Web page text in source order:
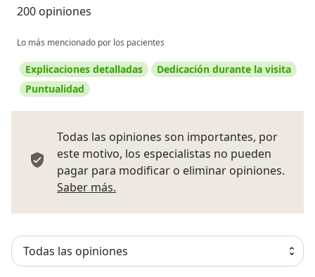
200 opiniones
Lo más mencionado por los pacientes
Explicaciones detalladas
Dedicación durante la visita
Puntualidad
Todas las opiniones son importantes, por
este motivo, los especialistas no pueden
pagar para modificar o eliminar opiniones.
Saber más.